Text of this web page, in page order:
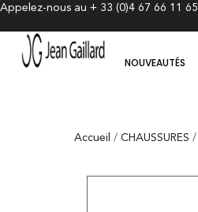
Appelez-nous au + 33 (0)4 67 66 11 65
NOUVEAUTÉS
Accueil /CHAUSSURES /